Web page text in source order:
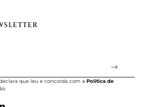
que leu e concorda com a Política de